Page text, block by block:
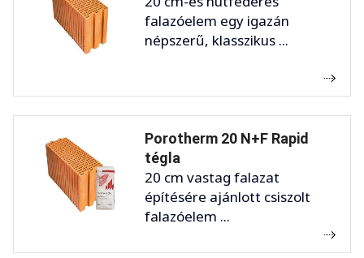
falazóelem egy igazán
népszerű, klasszikus ...
Porotherm 20 N+F Rapid
tégla
20 cm vastag falazat
építésére ajánlott csiszolt
falazóelem ...